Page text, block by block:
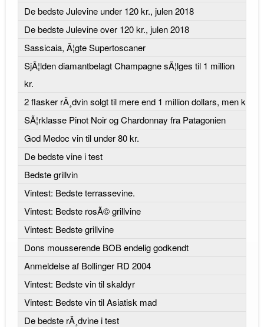
De bedste Julevine under 120 kr., julen 2018
De bedste Julevine over 120 kr., julen 2018
Sassicaia, Ã¦gte Supertoscaner
SjÃ¦lden diamantbelagt Champagne sÃ¦lges til 1 million
kr.
2 flasker rÃ¸dvin solgt til mere end 1 million dollars, men k
SÃ¦rklasse Pinot Noir og Chardonnay fra Patagonien
God Medoc vin til under 80 kr.
De bedste vine i test
Bedste grillvin
Vintest: Bedste terrassevine.
Vintest: Bedste rosÃ© grillvine
Vintest: Bedste grillvine
Dons mousserende BOB endelig godkendt
Anmeldelse af Bollinger RD 2004
Vintest: Bedste vin til skaldyr
Vintest: Bedste vin til Asiatisk mad
De bedste rÃ¸dvine i test